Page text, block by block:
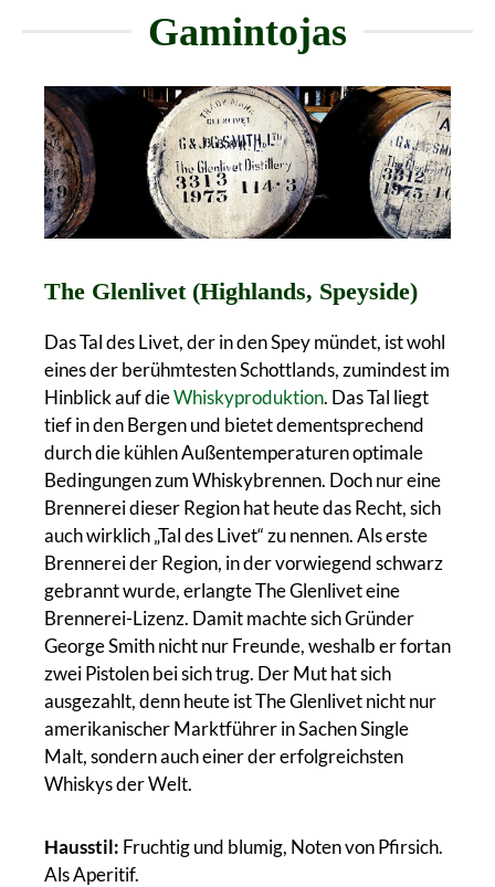
Gamintojas
The Glenlivet (Highlands, Speyside)
Das Tal des Livet, der in den Spey mündet, ist wohl
eines der berühmtesten Schottlands, zumindest im
Hinblick auf dieWhiskyproduktion. Das Tal liegt
tief in den Bergen und bietet dementsprechend
durch die kühlen Außentemperaturen optimale
Bedingungen zum Whiskybrennen. Doch nur eine
Brennerei dieser Region hat heute das Recht, sich
auch wirklich „Tal des Livet“ zu nennen. Als erste
Brennerei der Region, in der vorwiegend schwarz
gebrannt wurde, erlangte The Glenlivet eine
Brennerei-Lizenz. Damit machte sich Gründer
George Smith nicht nur Freunde, weshalb er fortan
zwei Pistolen bei sich trug. Der Mut hat sich
ausgezahlt, denn heute ist The Glenlivet nicht nur
amerikanischer Marktführer in Sachen Single
Malt, sondern auch einer der erfolgreichsten
Whiskys der Welt.
Hausstil: Fruchtig und blumig, Noten von Pfirsich.
Als Aperitif.